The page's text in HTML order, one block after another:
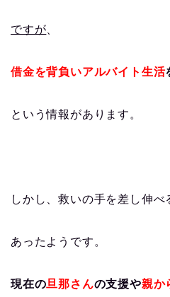
ですが
借金を背負いアルバイト生活
という情報があります。
しかし、救いの手を差し伸べ
あったようです。
現在の旦那さんの支援や親か